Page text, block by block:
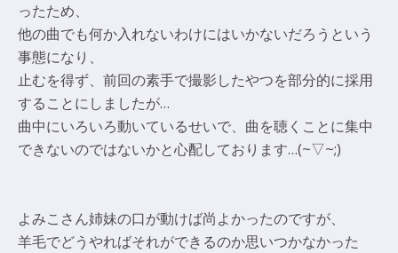
ったため、
他の曲でも何か入れないわけにはいかないだろうという
事態になり、
止むを得ず、前回の素手で撮影したやつを部分的に採用
することにしましたが…
曲中にいろいろ動いているせいで、曲を聴くことに集中
できないのではないかと心配しております…(~▽~;)
よみこさん姉妹の口が動けば尚よかったのですが、
羊毛でどうやればそれができるのか思いつかなかった